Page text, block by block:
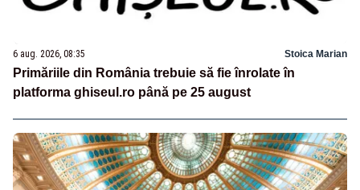
6 aug. 2026, 08:35 Stoica Marian
Primăriile din România trebuie să fie înrolate în
platforma ghiseul.ro până pe 25 august